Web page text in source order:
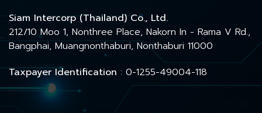
Siam Intercorp (Thailand) Co., Ltd.
212/10 Moo 1, Nonthree Place, Nakorn In - Rama V Rd.,
Bangphai, Muangnonthaburi, Nonthaburi 11000
Taxpayer Identification : 0-1255-49004-118